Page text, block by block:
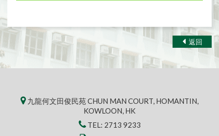
返回
九龍何文田俊民苑 CHUN MAN COURT, HOMANTIN,
KOWLOON, HK
TEL: 2713 9233